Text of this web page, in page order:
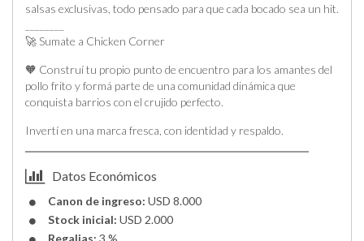
salsas exclusivas, todo pensado para que cada bocado sea un hit.
🚀 Sumate a Chicken Corner
🧡 Construí tu propio punto de encuentro para los amantes del
pollo frito y formá parte de una comunidad dinámica que
conquista barrios con el crujido perfecto.
Invertí en una marca fresca, con identidad y respaldo.
Datos Económicos
Canon de ingreso: USD 8.000
Stock inicial: USD 2.000